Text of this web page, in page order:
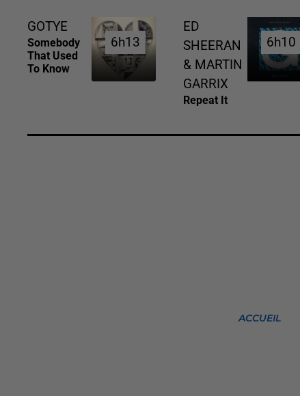
GOTYE
Somebody
That Used
To Know
6h13
6h13
ED
SHEERAN
& MARTIN
GARRIX
Repeat It
6h10
6h10
ACCUEIL